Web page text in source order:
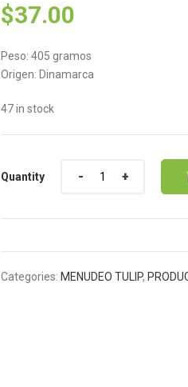
$37.00
Peso: 405 gramos
Origen: Dinamarca
47 in stock
Quantity
Categories: MENUDEO TULIP,